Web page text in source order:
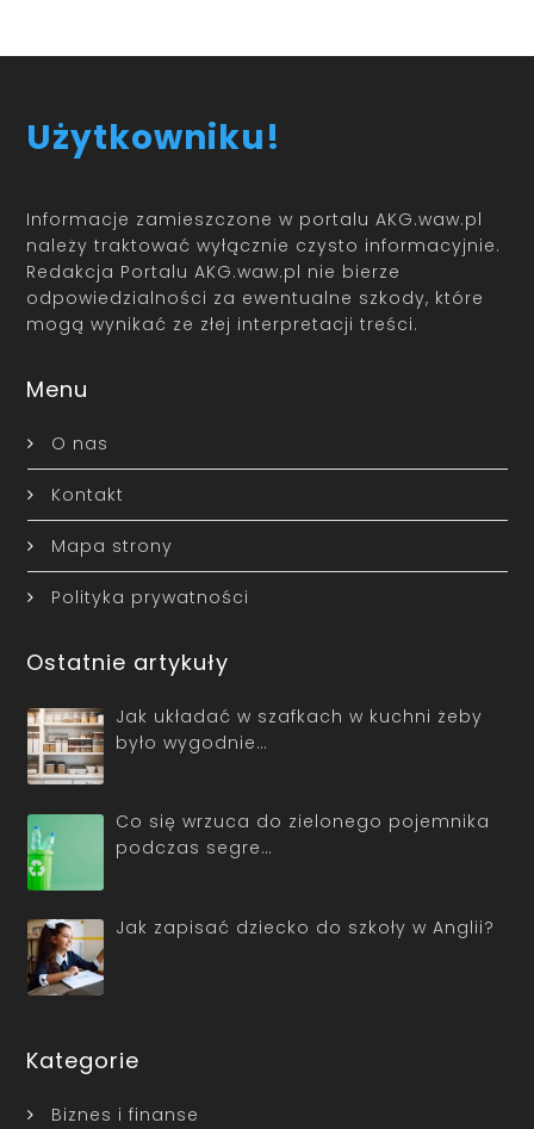
Użytkowniku!
Informacje zamieszczone w portalu AKG.waw.pl
należy traktować wyłącznie czysto informacyjnie.
Redakcja Portalu AKG.waw.pl nie bierze
odpowiedzialności za ewentualne szkody, które
mogą wynikać ze złej interpretacji treści.
Menu
O nas
Kontakt
Mapa strony
Polityka prywatności
Ostatnie artykuły
Jak układać w szafkach w kuchni żeby
było wygodnie…
Co się wrzuca do zielonego pojemnika
podczas segre…
Jak zapisać dziecko do szkoły w Anglii?
Kategorie
Biznes i finanse